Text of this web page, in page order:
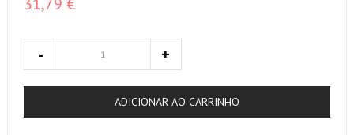
ADICIONAR AO CARRINHO